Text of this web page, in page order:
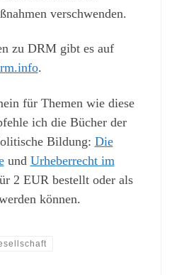
verschwenden.
zu DRM gibt es auf
.
für Themen wie diese
ich die Bücher der
Bildung: Die
und Urheberrecht im
2 EUR bestellt oder als
können.